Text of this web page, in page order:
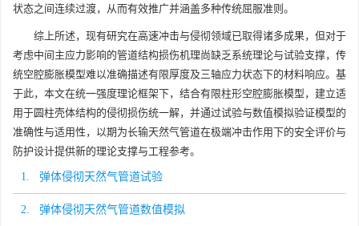
状态之间连续过渡，从而有效推广并涵盖多种传统屈服准则。
综上所述，现有研究在高速冲击与侵彻领域已取得诸多成果，但对于
考虑中间主应力影响的管道结构损伤机理尚缺乏系统理论与试验支撑，传
统空腔膨胀模型难以准确描述有限厚度及三轴应力状态下的材料响应。基
于此，本文在统一强度理论框架下，结合有限柱形空腔膨胀模型，建立适
用于圆柱壳体结构的侵彻损伤统一解，并通过试验与数值模拟验证模型的
准确性与适用性，以期为长输天然气管道在极端冲击作用下的安全评价与
防护设计提供新的理论支撑与工程参考。
1. 弹体侵彻天然气管道试验
2. 弹体侵彻天然气管道数值模拟